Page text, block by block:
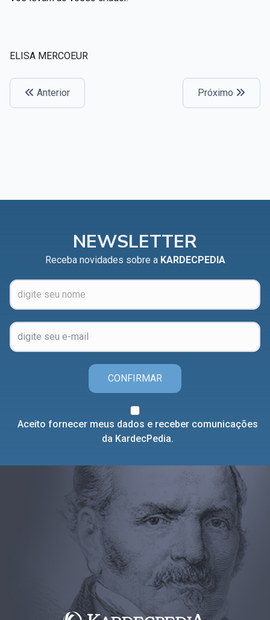
ELISA MERCOEUR
Anterior Próximo
NEWSLETTER
Receba novidades sobre a KARDECPEDIA
CONFIRMAR
Aceito fornecer meus dados e receber comunicações
da KardecPedia.